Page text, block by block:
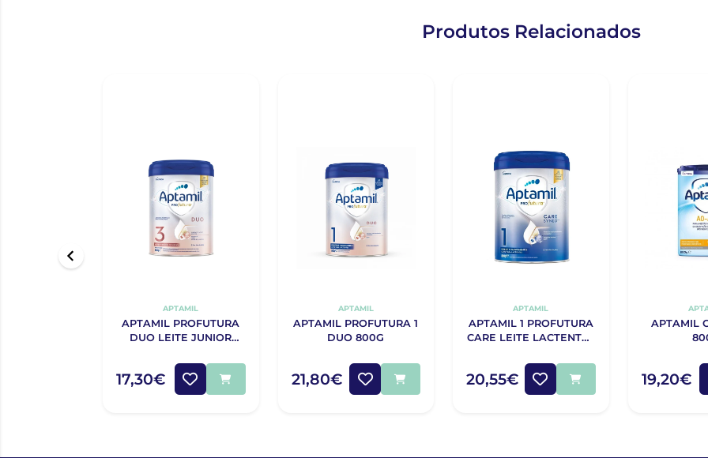
Produtos Relacionados
APTAMIL
APTAMIL PROFUTURA
DUO LEITE JUNIOR
17,30€
APTAMIL
APTAMIL PROFUTURA 1
DUO 800G
21,80€
APTAMIL
APTAMIL 1 PROFUTURA
CARE LEITE LACTENTES
20,55€
APTAMIL
19,20€